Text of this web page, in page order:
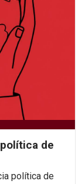
de
política de